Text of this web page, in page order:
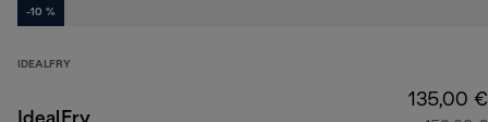
-10 %
IDEALFRY
135,00 €